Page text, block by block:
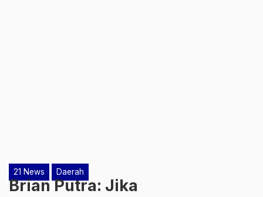
21 News Daerah
Brian Putra: Jika